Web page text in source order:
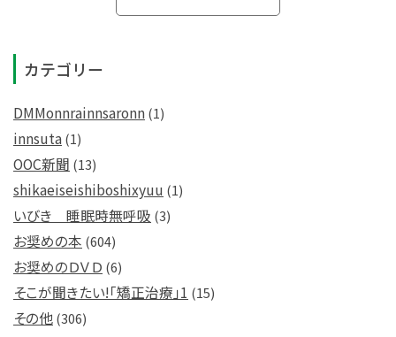
カテゴリー
DMMonnrainnsaronn(1)
innsuta(1)
OOC新聞 (13)
shikaeiseishiboshixyuu (1)
いびき 睡眠時無呼吸 (3)
お奨めの本 (604)
お奨めのＤＶＤ (6)
そこが聞きたい!「矯正治療」1 (15)
その他(306)